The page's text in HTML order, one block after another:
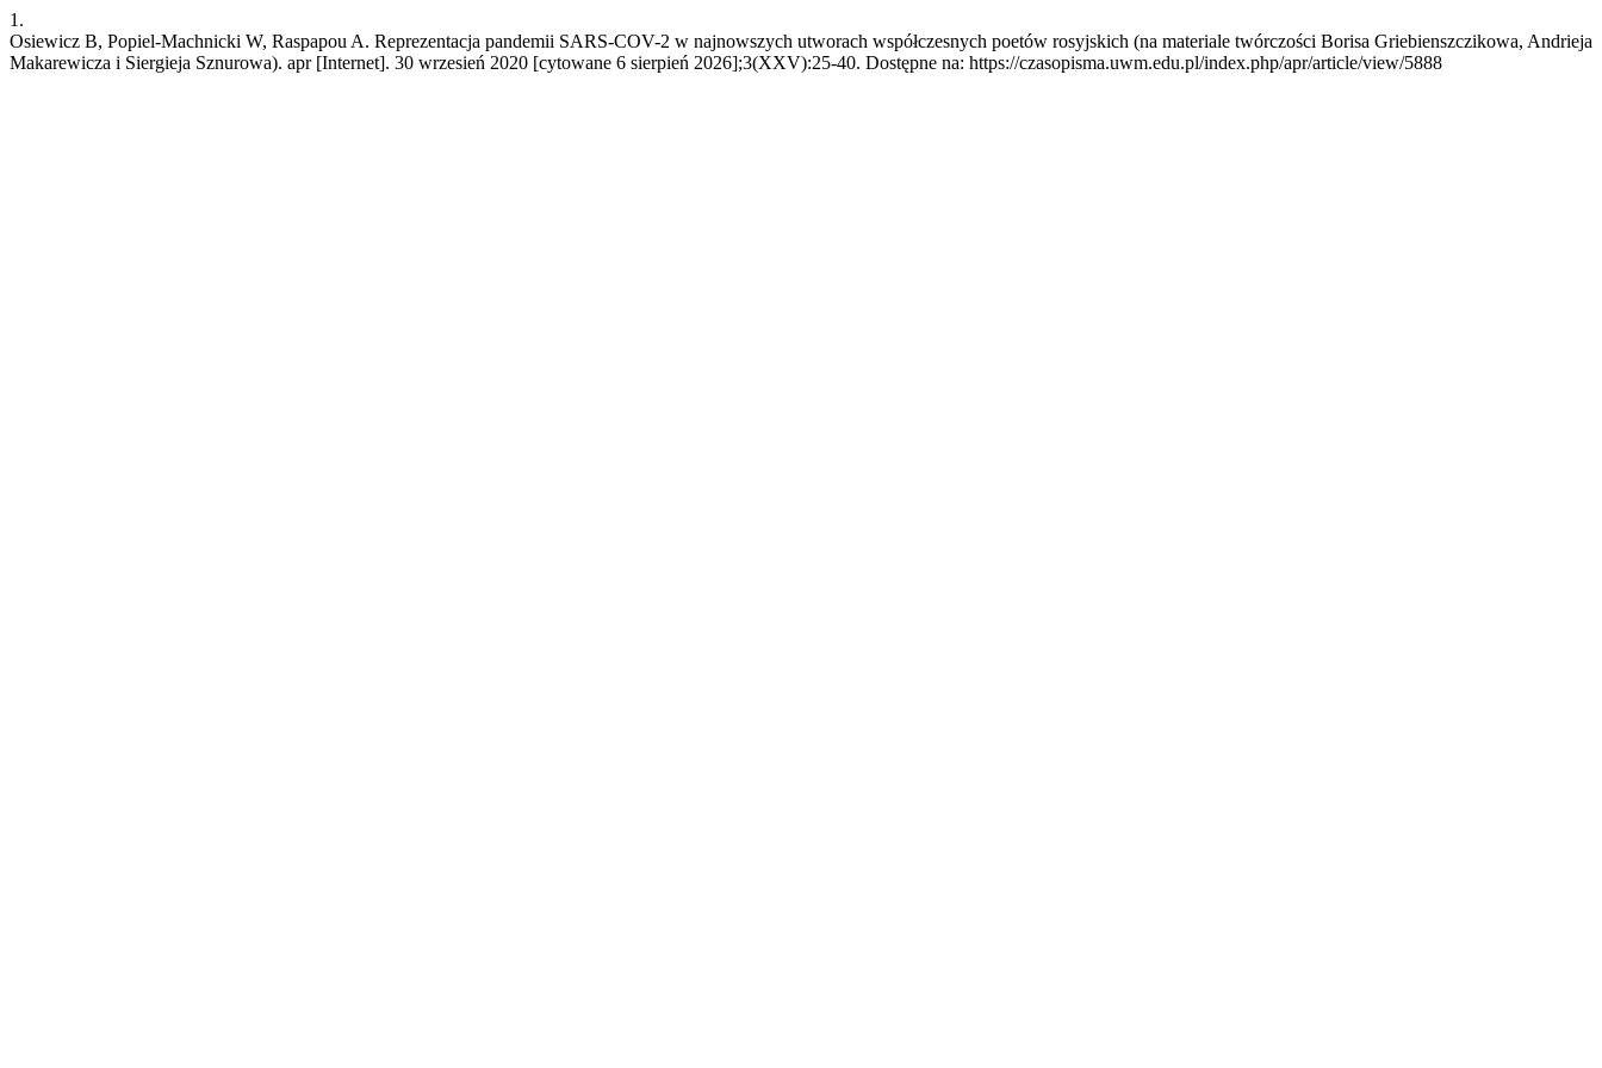
1.
Osiewicz B, Popiel-Machnicki W, Raspapou A. Reprezentacja pandemii SARS-COV-2 w najnowszych utworach współczesnych poetów rosyjskich (na materiale twórczości Borisa Griebienszczikowa, Andrieja
Makarewicza i Siergieja Sznurowa). apr [Internet]. 30 wrzesień 2020 [cytowane 6 sierpień 2026];3(XXV):25-40. Dostępne na: https://czasopisma.uwm.edu.pl/index.php/apr/article/view/5888